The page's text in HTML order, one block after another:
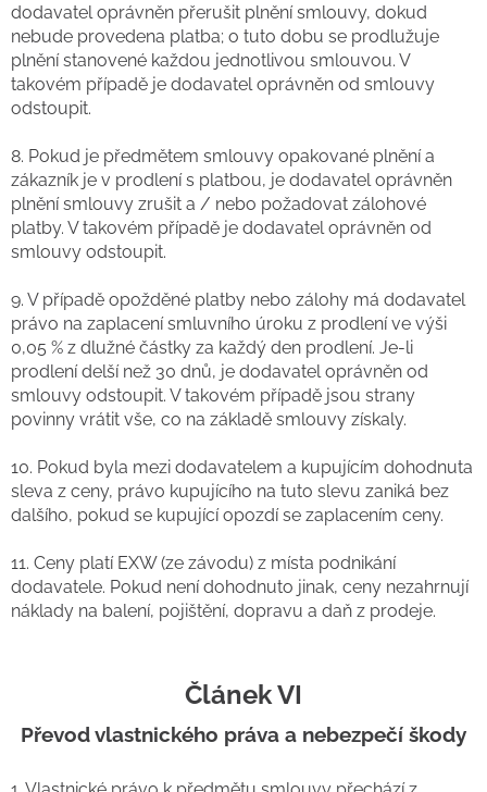
dodavatel oprávněn přerušit plnění smlouvy, dokud
nebude provedena platba; o tuto dobu se prodlužuje
plnění stanovené každou jednotlivou smlouvou. V
takovém případě je dodavatel oprávněn od smlouvy
odstoupit.
8. Pokud je předmětem smlouvy opakované plnění a
zákazník je v prodlení s platbou, je dodavatel oprávněn
plnění smlouvy zrušit a / nebo požadovat zálohové
platby. V takovém případě je dodavatel oprávněn od
smlouvy odstoupit.
9. V případě opožděné platby nebo zálohy má dodavatel
právo na zaplacení smluvního úroku z prodlení ve výši
0,05 % z dlužné částky za každý den prodlení. Je-li
prodlení delší než 30 dnů, je dodavatel oprávněn od
smlouvy odstoupit. V takovém případě jsou strany
povinny vrátit vše, co na základě smlouvy získaly.
10. Pokud byla mezi dodavatelem a kupujícím dohodnuta
sleva z ceny, právo kupujícího na tuto slevu zaniká bez
dalšího, pokud se kupující opozdí se zaplacením ceny.
11. Ceny platí EXW (ze závodu) z místa podnikání
dodavatele. Pokud není dohodnuto jinak, ceny nezahrnují
náklady na balení, pojištění, dopravu a daň z prodeje.
Článek VI
Převod vlastnického práva a nebezpečí škody